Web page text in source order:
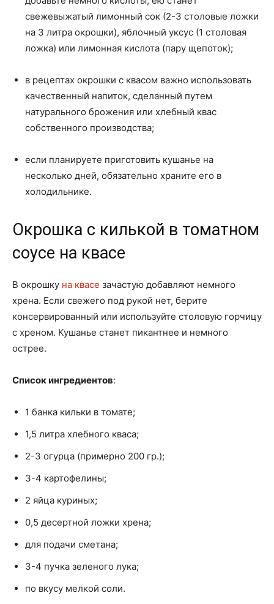
свежевыжатый лимонный сок (2-3 столовые ложки
на 3 литра окрошки), яблочный уксус (1 столовая
ложка) или лимонная кислота (пару щепоток);
в рецептах окрошки с квасом важно использовать
качественный напиток, сделанный путем
натурального брожения или хлебный квас
собственного производства;
если планируете приготовить кушанье на
несколько дней, обязательно храните его в
холодильнике.
Окрошка с килькой в томатном
соусе на квасе
В окрошку на квасе зачастую добавляют немного
хрена. Если свежего под рукой нет, берите
консервированный или используйте столовую горчицу
с хреном. Кушанье станет пикантнее и немного
острее.
Список ингредиентов:
1 банка кильки в томате;
1,5 литра хлебного кваса;
2-3 огурца (примерно 200 гр.);
3-4 картофелины;
2 яйца куриных;
0,5 десертной ложки хрена;
для подачи сметана;
3-4 пучка зеленого лука;
по вкусу мелкой соли.